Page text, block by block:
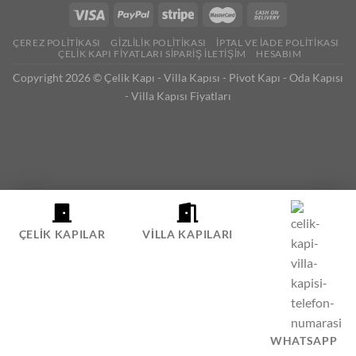
ÇEREZ POLITIKASI GIZLILIK POLITIKASI
İPTAL VE İADE POLITIKASI
ÇELIK KAPI FIYATLARI SIPARIŞ İLETIŞIM
HESABIM
Copyright 2026 ©Çelik Kapı - Villa Kapısı - Pivot Kapı - Oda Kapısı
- Villa Kapısı Fiyatları
ÇELIK KAPILAR VILLA KAPILARI
WHATSAPP